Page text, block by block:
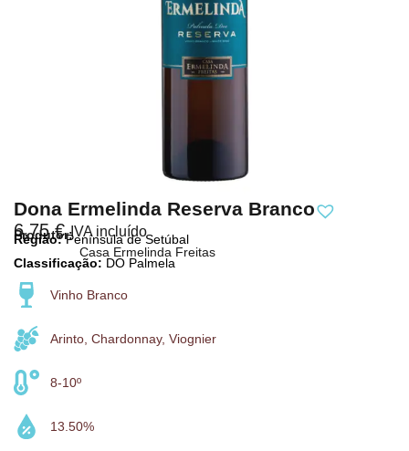
Dona Ermelinda Reserva Branco
6,75€ IVA incluído
Casa Ermelinda Freitas
Produtor:
Região:Península de Setúbal
Classificação: DO Palmela
Vinho Branco
Arinto, Chardonnay, Viognier
8-10º
13.50%